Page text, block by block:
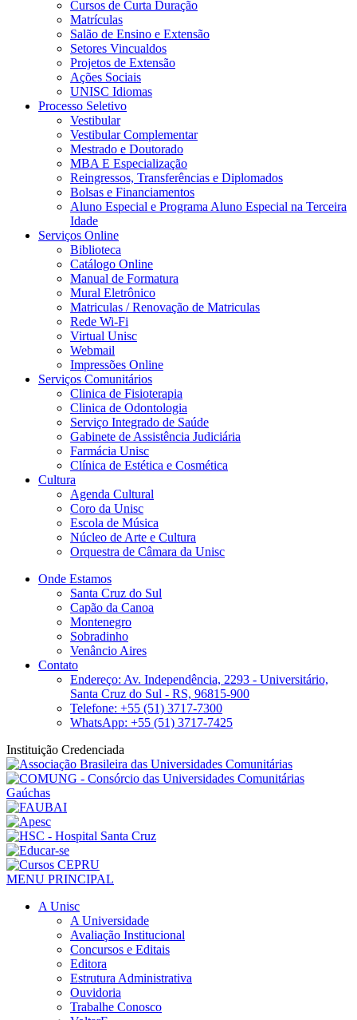
Cursos de Curta Duração
Matrículas
Salão de Ensino e Extensão
Setores Vincualdos
Projetos de Extensão
Ações Sociais
UNISC Idiomas
Processo Seletivo
Vestibular
Vestibular Complementar
Mestrado e Doutorado
MBA E Especialização
Reingressos, Transferências e Diplomados
Bolsas e Financiamentos
Aluno Especial e Programa Aluno Especial na Terceira
Idade
Serviços Online
Biblioteca
Catálogo Online
Manual de Formatura
Mural Eletrônico
Matriculas / Renovação de Matriculas
Rede Wi-Fi
Virtual Unisc
Webmail
Impressões Online
Serviços Comunitários
Clinica de Fisioterapia
Clinica de Odontologia
Serviço Integrado de Saúde
Gabinete de Assistência Judiciária
Farmácia Unisc
Clínica de Estética e Cosmética
Cultura
Agenda Cultural
Coro da Unisc
Escola de Música
Núcleo de Arte e Cultura
Orquestra de Câmara da Unisc
Onde Estamos
Santa Cruz do Sul
Capão da Canoa
Montenegro
Sobradinho
Venâncio Aires
Contato
Endereço: Av. Independência, 2293 - Universitário,
Santa Cruz do Sul - RS, 96815-900
Telefone: +55 (51) 3717-7300
WhatsApp: +55 (51) 3717-7425
Instituição Credenciada
MENU PRINCIPAL
A Unisc
A Universidade
Avaliação Institucional
Concursos e Editais
Editora
Estrutura Administrativa
Ouvidoria
Trabalhe Conosco